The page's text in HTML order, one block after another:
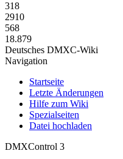
318
2910
568
18.879
Deutsches DMXC-Wiki
Navigation
Startseite
Letzte Änderungen
Hilfe zum Wiki
Spezialseiten
Datei hochladen
DMXControl 3